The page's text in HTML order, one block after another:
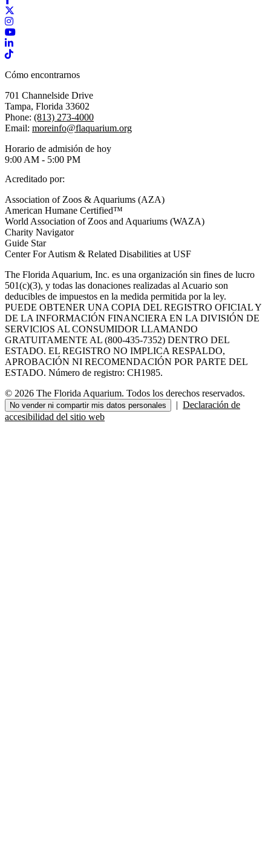
Instagram
YouTube
LinkedIn
TikTok
Cómo encontrarnos
701 Channelside Drive
Tampa, Florida 33602
Phone: (813) 273-4000
Email: moreinfo@flaquarium.org
Horario de admisión de hoy
9:00 AM - 5:00 PM
Acreditado por:
Association of Zoos & Aquariums (AZA)
American Humane Certified™
World Association of Zoos and Aquariums (WAZA)
Charity Navigator
Guide Star
Center For Autism & Related Disabilities at USF
The Florida Aquarium, Inc. es una organización sin fines de lucro
501(c)(3), y todas las donaciones realizadas al Acuario son
deducibles de impuestos en la medida permitida por la ley.
PUEDE OBTENER UNA COPIA DEL REGISTRO OFICIAL Y
DE LA INFORMACIÓN FINANCIERA EN LA DIVISIÓN DE
SERVICIOS AL CONSUMIDOR LLAMANDO
GRATUITAMENTE AL (800-435-7352) DENTRO DEL
ESTADO. EL REGISTRO NO IMPLICA RESPALDO,
APROBACIÓN NI RECOMENDACIÓN POR PARTE DEL
ESTADO. Número de registro: CH1985.
© 2026 The Florida Aquarium. Todos los derechos reservados.
No vender ni compartir mis datos personales | Declaración de
accesibilidad del sitio web